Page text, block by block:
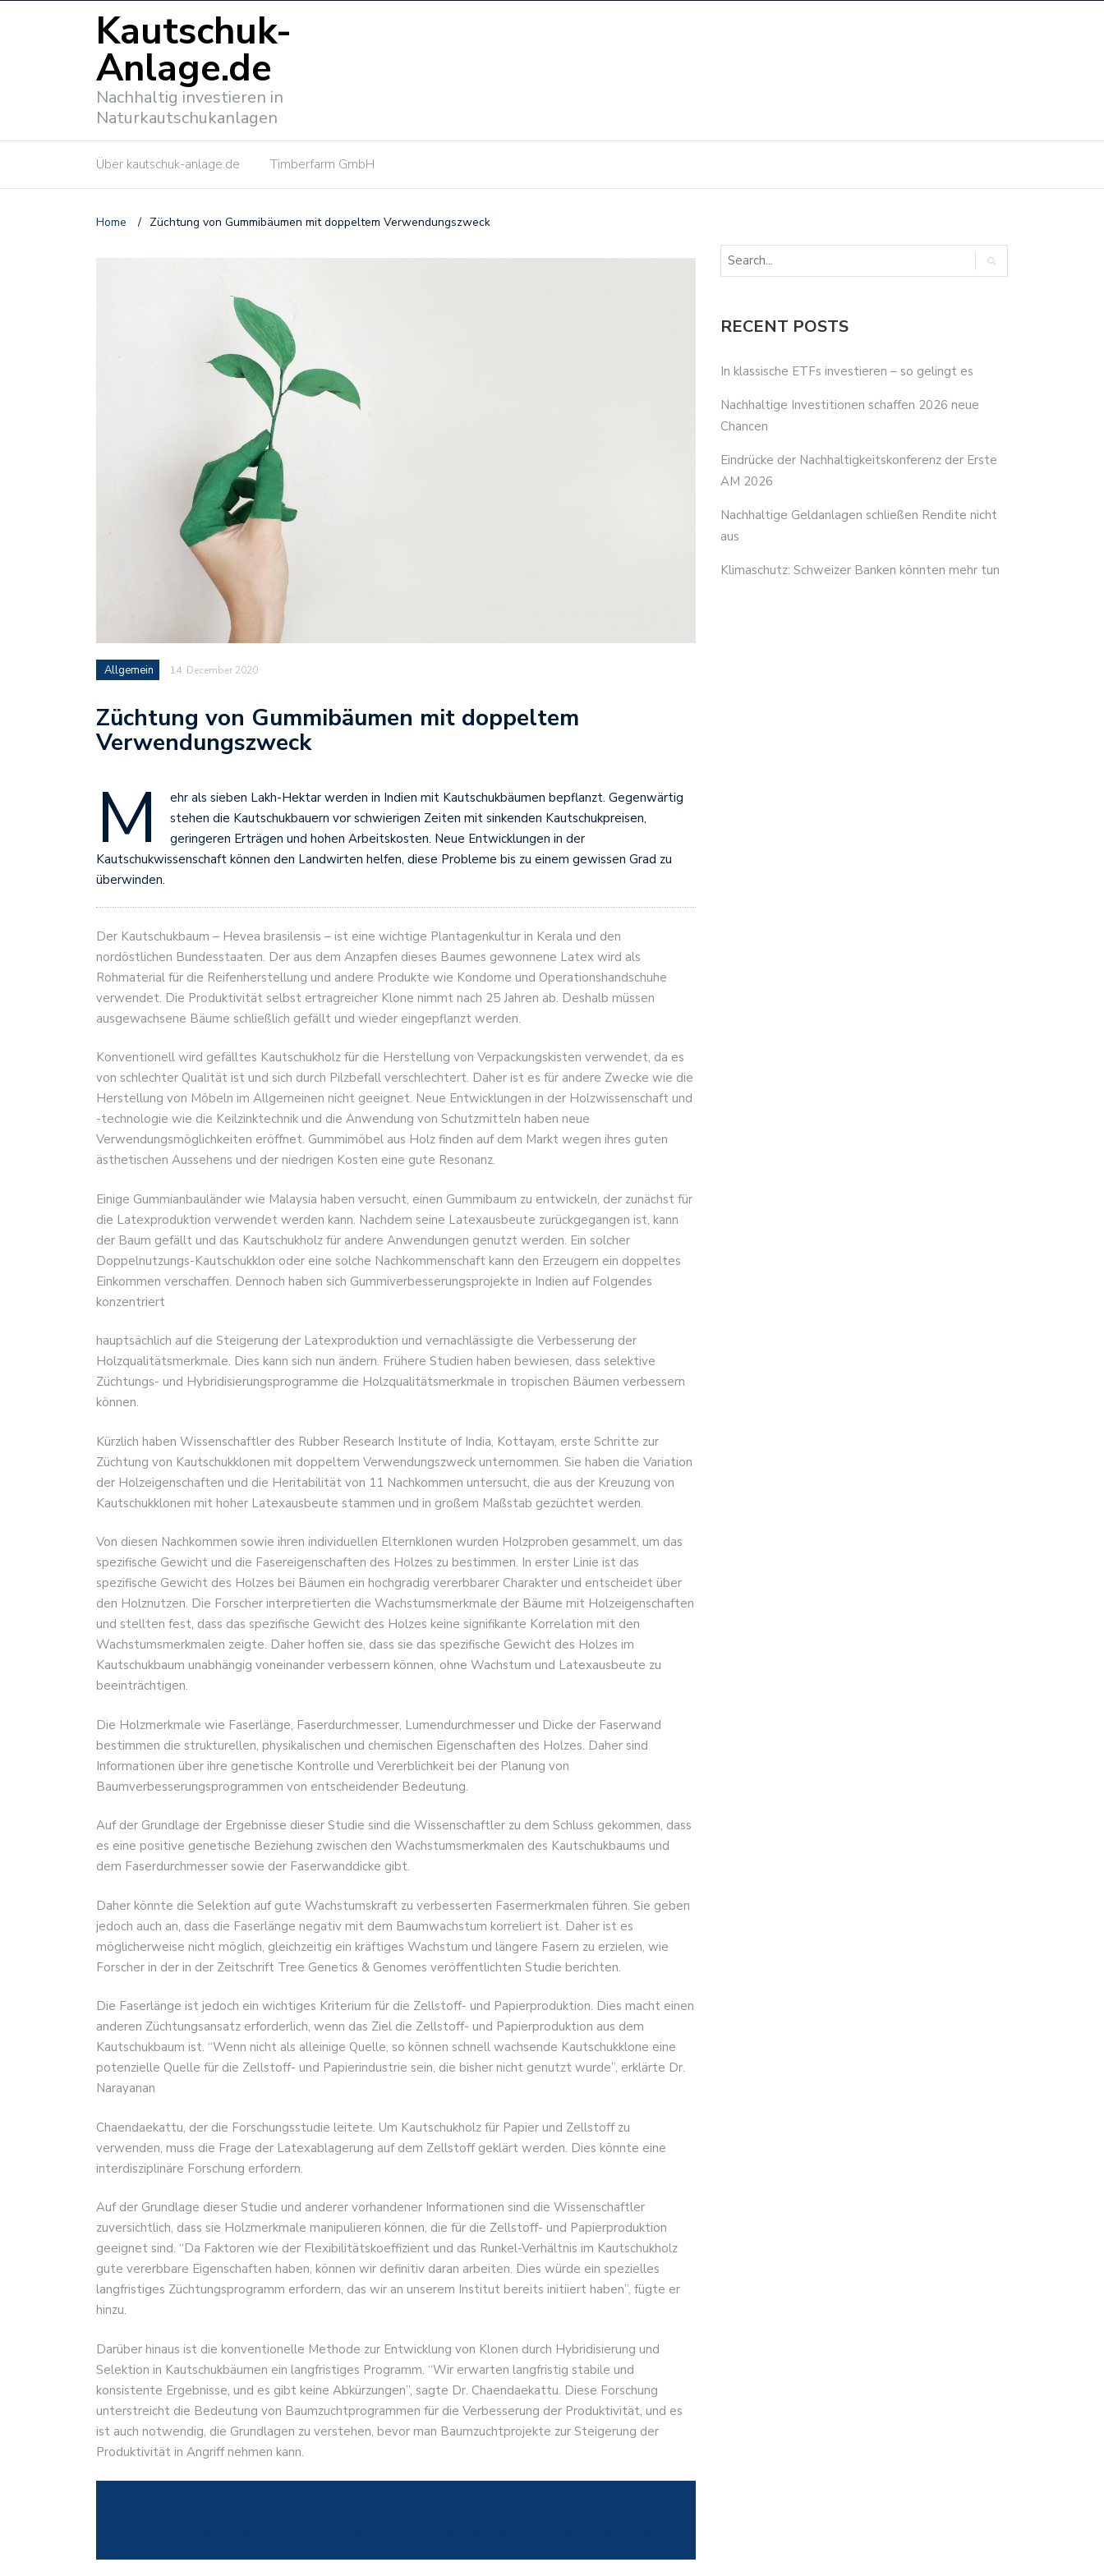
Kautschuk-
Anlage.de
Nachhaltig investieren in
Naturkautschukanlagen
Über kautschuk-anlage.de Timberfarm GmbH
Home / Züchtung von Gummibäumen mit doppeltem Verwendungszweck
Allgemein 14. December 2020
Züchtung von Gummibäumen mit doppeltem
Verwendungszweck
M
ehr als sieben Lakh-Hektar werden in Indien mit Kautschukbäumen bepflanzt. Gegenwärtig
stehen die Kautschukbauern vor schwierigen Zeiten mit sinkenden Kautschukpreisen,
geringeren Erträgen und hohen Arbeitskosten. Neue Entwicklungen in der
Kautschukwissenschaft können den Landwirten helfen, diese Probleme bis zu einem gewissen Grad zu
überwinden.
Der Kautschukbaum – Hevea brasilensis – ist eine wichtige Plantagenkultur in Kerala und den
nordöstlichen Bundesstaaten. Der aus dem Anzapfen dieses Baumes gewonnene Latex wird als
Rohmaterial für die Reifenherstellung und andere Produkte wie Kondome und Operationshandschuhe
verwendet. Die Produktivität selbst ertragreicher Klone nimmt nach 25 Jahren ab. Deshalb müssen
ausgewachsene Bäume schließlich gefällt und wieder eingepflanzt werden.
Konventionell wird gefälltes Kautschukholz für die Herstellung von Verpackungskisten verwendet, da es
von schlechter Qualität ist und sich durch Pilzbefall verschlechtert. Daher ist es für andere Zwecke wie die
Herstellung von Möbeln im Allgemeinen nicht geeignet. Neue Entwicklungen in der Holzwissenschaft und
-technologie wie die Keilzinktechnik und die Anwendung von Schutzmitteln haben neue
Verwendungsmöglichkeiten eröffnet. Gummimöbel aus Holz finden auf dem Markt wegen ihres guten
ästhetischen Aussehens und der niedrigen Kosten eine gute Resonanz.
Einige Gummianbauländer wie Malaysia haben versucht, einen Gummibaum zu entwickeln, der zunächst für
die Latexproduktion verwendet werden kann. Nachdem seine Latexausbeute zurückgegangen ist, kann
der Baum gefällt und das Kautschukholz für andere Anwendungen genutzt werden. Ein solcher
Doppelnutzungs-Kautschukklon oder eine solche Nachkommenschaft kann den Erzeugern ein doppeltes
Einkommen verschaffen. Dennoch haben sich Gummiverbesserungsprojekte in Indien auf Folgendes
konzentriert
hauptsächlich auf die Steigerung der Latexproduktion und vernachlässigte die Verbesserung der
Holzqualitätsmerkmale. Dies kann sich nun ändern. Frühere Studien haben bewiesen, dass selektive
Züchtungs- und Hybridisierungsprogramme die Holzqualitätsmerkmale in tropischen Bäumen verbessern
können.
Kürzlich haben Wissenschaftler des Rubber Research Institute of India, Kottayam, erste Schritte zur
Züchtung von Kautschukklonen mit doppeltem Verwendungszweck unternommen. Sie haben die Variation
der Holzeigenschaften und die Heritabilität von 11 Nachkommen untersucht, die aus der Kreuzung von
Kautschukklonen mit hoher Latexausbeute stammen und in großem Maßstab gezüchtet werden.
Von diesen Nachkommen sowie ihren individuellen Elternklonen wurden Holzproben gesammelt, um das
spezifische Gewicht und die Fasereigenschaften des Holzes zu bestimmen. In erster Linie ist das
spezifische Gewicht des Holzes bei Bäumen ein hochgradig vererbbarer Charakter und entscheidet über
den Holznutzen. Die Forscher interpretierten die Wachstumsmerkmale der Bäume mit Holzeigenschaften
und stellten fest, dass das spezifische Gewicht des Holzes keine signifikante Korrelation mit den
Wachstumsmerkmalen zeigte. Daher hoffen sie, dass sie das spezifische Gewicht des Holzes im
Kautschukbaum unabhängig voneinander verbessern können, ohne Wachstum und Latexausbeute zu
beeinträchtigen.
Die Holzmerkmale wie Faserlänge, Faserdurchmesser, Lumendurchmesser und Dicke der Faserwand
bestimmen die strukturellen, physikalischen und chemischen Eigenschaften des Holzes. Daher sind
Informationen über ihre genetische Kontrolle und Vererblichkeit bei der Planung von
Baumverbesserungsprogrammen von entscheidender Bedeutung.
Auf der Grundlage der Ergebnisse dieser Studie sind die Wissenschaftler zu dem Schluss gekommen, dass
es eine positive genetische Beziehung zwischen den Wachstumsmerkmalen des Kautschukbaums und
dem Faserdurchmesser sowie der Faserwanddicke gibt.
Daher könnte die Selektion auf gute Wachstumskraft zu verbesserten Fasermerkmalen führen. Sie geben
jedoch auch an, dass die Faserlänge negativ mit dem Baumwachstum korreliert ist. Daher ist es
möglicherweise nicht möglich, gleichzeitig ein kräftiges Wachstum und längere Fasern zu erzielen, wie
Forscher in der in der Zeitschrift Tree Genetics & Genomes veröffentlichten Studie berichten.
Die Faserlänge ist jedoch ein wichtiges Kriterium für die Zellstoff- und Papierproduktion. Dies macht einen
anderen Züchtungsansatz erforderlich, wenn das Ziel die Zellstoff- und Papierproduktion aus dem
Kautschukbaum ist. “Wenn nicht als alleinige Quelle, so können schnell wachsende Kautschukklone eine
potenzielle Quelle für die Zellstoff- und Papierindustrie sein, die bisher nicht genutzt wurde”, erklärte Dr.
Narayanan
Chaendaekattu, der die Forschungsstudie leitete. Um Kautschukholz für Papier und Zellstoff zu
verwenden, muss die Frage der Latexablagerung auf dem Zellstoff geklärt werden. Dies könnte eine
interdisziplinäre Forschung erfordern.
Auf der Grundlage dieser Studie und anderer vorhandener Informationen sind die Wissenschaftler
zuversichtlich, dass sie Holzmerkmale manipulieren können, die für die Zellstoff- und Papierproduktion
geeignet sind. “Da Faktoren wie der Flexibilitätskoeffizient und das Runkel-Verhältnis im Kautschukholz
gute vererbbare Eigenschaften haben, können wir definitiv daran arbeiten. Dies würde ein spezielles
langfristiges Züchtungsprogramm erfordern, das wir an unserem Institut bereits initiiert haben”, fügte er
hinzu.
Darüber hinaus ist die konventionelle Methode zur Entwicklung von Klonen durch Hybridisierung und
Selektion in Kautschukbäumen ein langfristiges Programm. “Wir erwarten langfristig stabile und
konsistente Ergebnisse, und es gibt keine Abkürzungen”, sagte Dr. Chaendaekattu. Diese Forschung
unterstreicht die Bedeutung von Baumzuchtprogrammen für die Verbesserung der Produktivität, und es
ist auch notwendig, die Grundlagen zu verstehen, bevor man Baumzuchtprojekte zur Steigerung der
Produktivität in Angriff nehmen kann.
RECENT POSTS
In klassische ETFs investieren – so gelingt es
Nachhaltige Investitionen schaffen 2026 neue
Chancen
Eindrücke der Nachhaltigkeitskonferenz der Erste
AM 2026
Nachhaltige Geldanlagen schließen Rendite nicht
aus
Klimaschutz: Schweizer Banken könnten mehr tun